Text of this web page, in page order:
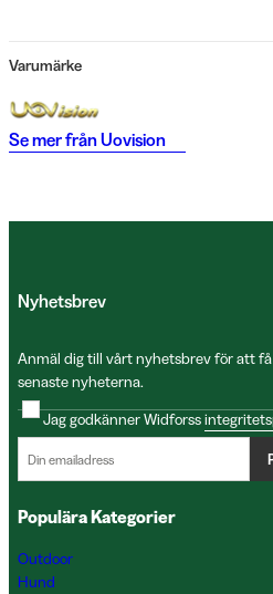
Varumärke
Se mer frånUovision
Nyhetsbrev
Anmäl dig till vårt nyhetsbrev för att
senaste nyheterna.
Jag godkänner Widforss
Populära Kategorier
Outdoor
Hund